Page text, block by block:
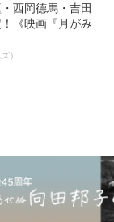
西岡德馬・吉田
《映画『月がみ
）